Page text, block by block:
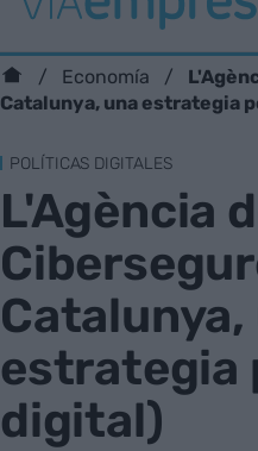
Economía
Catalunya, una estrategia
POLÍTICAS DIGITALES
L'Agència
Catalunya,
estrategia
digital)